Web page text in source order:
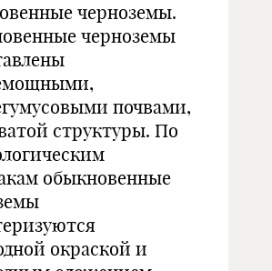
черноземы.
черноземы
почвами,
структуры. По
обыкновенные
окраской и